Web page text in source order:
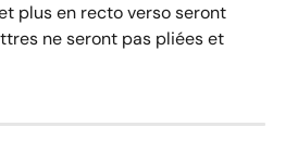
plus en recto verso seront
ne seront pas pliées et